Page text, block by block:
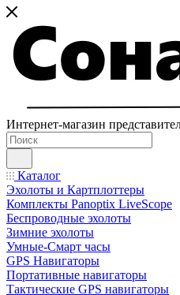
Интернет-магазин
Каталог
Эхолоты и Картплоттеры
Комплекты Panoptix LiveScope
Беспроводные эхолоты
Зимние эхолоты
Умные-Смарт часы
GPS Навигаторы
Портативные навигаторы
Тактические GPS навигаторы